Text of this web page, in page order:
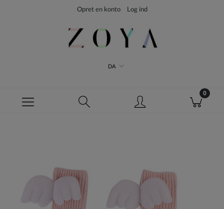
Opret en konto Log ind
DA